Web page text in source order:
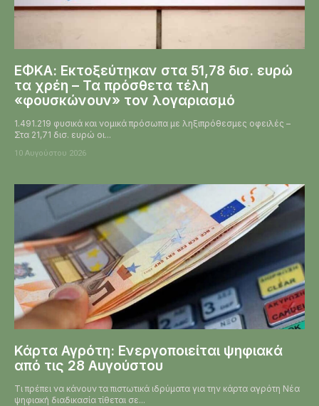
ΕΦΚΑ: Εκτοξεύτηκαν στα 51,78 δισ. ευρώ
τα χρέη – Τα πρόσθετα τέλη
«φουσκώνουν» τον λογαριασμό
1.491.219 φυσικά και νομικά πρόσωπα με ληξιπρόθεσμες οφειλές –
Στα 21,71 δισ. ευρώ οι...
10 Αυγούστου 2026
Κάρτα Αγρότη: Ενεργοποιείται ψηφιακά
από τις 28 Αυγούστου
Τι πρέπει να κάνουν τα πιστωτικά ιδρύματα για την κάρτα αγρότη Νέα
ψηφιακή διαδικασία τίθεται σε...